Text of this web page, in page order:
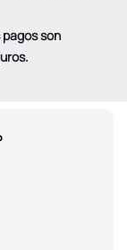
son